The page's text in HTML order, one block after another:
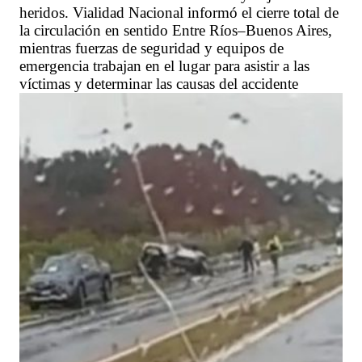
heridos. Vialidad Nacional informó el cierre total de
la circulación en sentido Entre Ríos–Buenos Aires,
mientras fuerzas de seguridad y equipos de
emergencia trabajan en el lugar para asistir a las
víctimas y determinar las causas del accidente